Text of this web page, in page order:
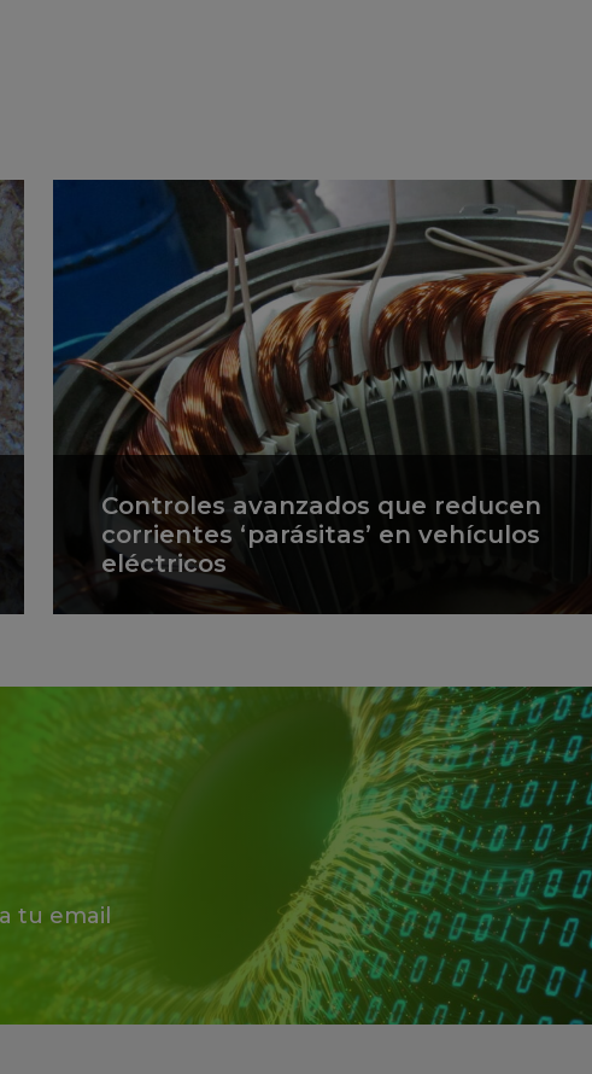
Controles avanzados que reducen
corrientes ‘parásitas’ en vehículos
eléctricos
tu email